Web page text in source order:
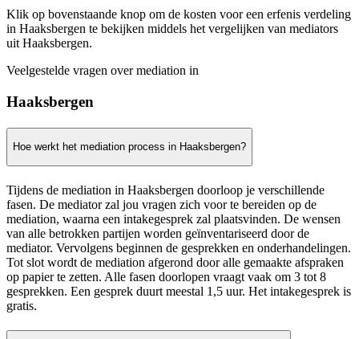
Klik op bovenstaande knop om de kosten voor een erfenis verdeling
in Haaksbergen te bekijken middels het vergelijken van mediators
uit Haaksbergen.
Veelgestelde vragen over mediation in
Haaksbergen
Hoe werkt het mediation process in Haaksbergen?
Tijdens de mediation in Haaksbergen doorloop je verschillende
fasen. De mediator zal jou vragen zich voor te bereiden op de
mediation, waarna een intakegesprek zal plaatsvinden. De wensen
van alle betrokken partijen worden geïnventariseerd door de
mediator. Vervolgens beginnen de gesprekken en onderhandelingen.
Tot slot wordt de mediation afgerond door alle gemaakte afspraken
op papier te zetten. Alle fasen doorlopen vraagt vaak om 3 tot 8
gesprekken. Een gesprek duurt meestal 1,5 uur. Het intakegesprek is
gratis.